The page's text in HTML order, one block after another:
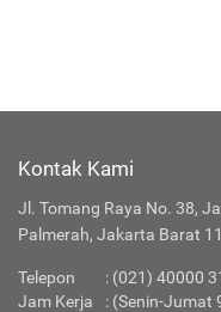
Kontak Kami
Jl. Tomang Raya No. 38,
Palmerah, Jakarta Barat
Telepon : (021) 40000
Jam Kerja
: (Senin-Jumat